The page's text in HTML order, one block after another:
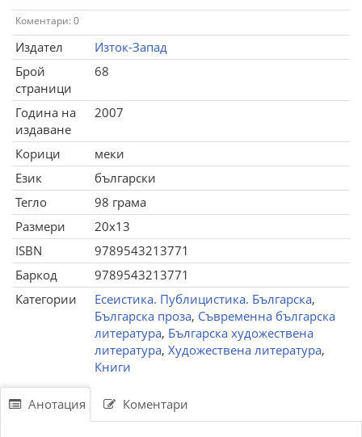
Коментари: 0
Издател
Изток-Запад
Брой
страници
68
Година на
издаване
2007
Корици
меки
Език
български
Тегло
98 грама
Размери
20x13
ISBN
9789543213771
Баркод
9789543213771
Категории
Есеистика. Публицистика. Българска,
Българска проза, Съвременна българска
литература, Българска художествена
литература, Художествена литература,
Книги
Анотация Коментари